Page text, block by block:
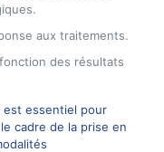
aux traitements.
des résultats
est essentiel pour
cadre de la prise en